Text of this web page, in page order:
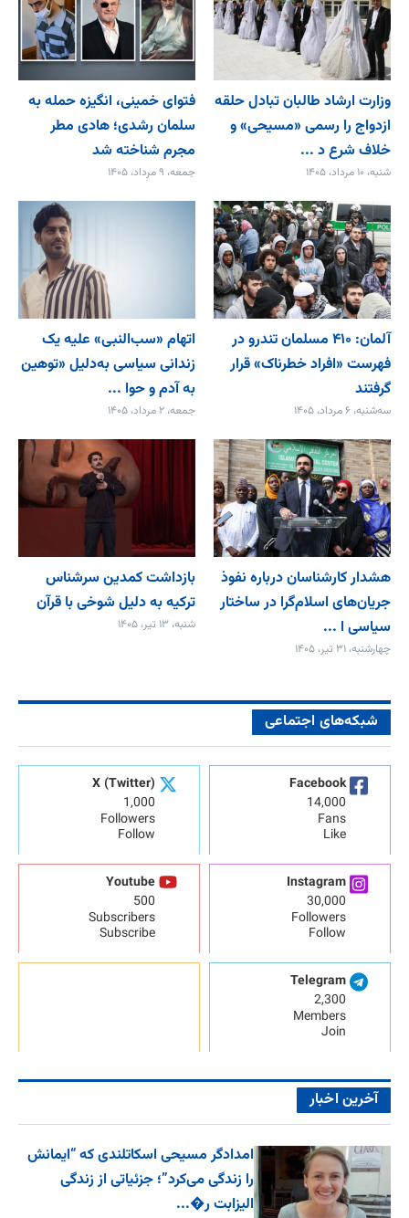
وزارت ارشاد طالبان تبادل حلقه
ازدواج را رسمی «مسیحی» و
خلاف شرع د ...
شنبه، ۱۰ مرداد، ۱۴۰۵
فتوای خمینی، انگیزه حمله به
سلمان رشدی؛ هادی مطر
مجرم شناخته شد
جمعه، ۹ مرداد، ۱۴۰۵
آلمان: ۴۱۰ مسلمان تندرو در
فهرست «افراد خطرناک» قرار
گرفتند
سه‌شنبه، ۶ مرداد، ۱۴۰۵
اتهام «سب‌النبی» علیه یک
زندانی سیاسی به‌دلیل «توهین
به آدم و حوا ...
جمعه، ۲ مرداد، ۱۴۰۵
هشدار کارشناسان درباره نفوذ
جریان‌های اسلام‌گرا در ساختار
سیاسی ا ...
چهارشنبه، ۳۱ تیر، ۱۴۰۵
بازداشت کمدین سرشناس
ترکیه به دلیل شوخی با قرآن
شنبه، ۱۳ تیر، ۱۴۰۵
شبکه‌های اجتماعی
Facebook
14,000
Fans
Like
X (Twitter)
1,000
Followers
Follow
Instagram
30,000
Followers
Follow
Youtube
500
Subscribers
Subscribe
Telegram
2,300
Members
Join
آخرین اخبار
امدادگر مسیحی اسکاتلندی که “ایمانش
را زندگی می‌کرد”؛ جزئیاتی از زندگی
الیزابت ر�...